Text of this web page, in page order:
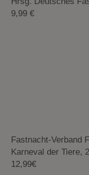
9,99 €
Fastnacht-Verband
Karneval der Tiere,
12,99€